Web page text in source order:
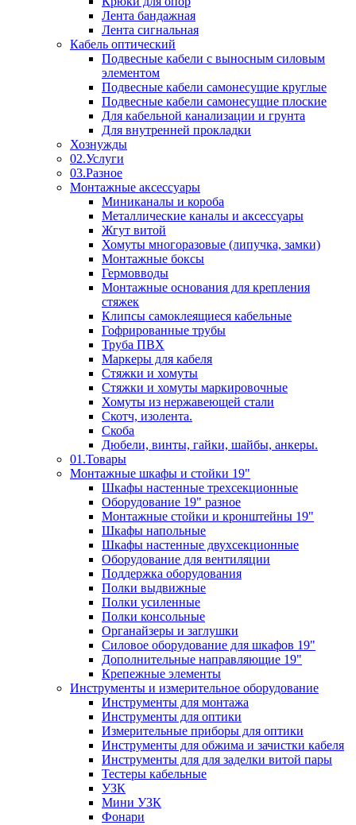
Лента бандажная
Лента сигнальная
Кабель оптический
Подвесные кабели с выносным силовым
элементом
Подвесные кабели самонесущие круглые
Подвесные кабели самонесущие плоские
Для кабельной канализации и грунта
Для внутренней прокладки
Хознужды
02.Услуги
03.Разное
Монтажные аксессуары
Миниканалы и короба
Металлические каналы и аксессуары
Жгут витой
Хомуты многоразовые (липучка, замки)
Монтажные боксы
Гермовводы
Монтажные основания для крепления
стяжек
Клипсы самоклеящиеся кабельные
Гофрированные трубы
Труба ПВХ
Маркеры для кабеля
Стяжки и хомуты
Стяжки и хомуты маркировочные
Хомуты из нержавеющей стали
Скотч, изолента.
Скоба
Дюбели, винты, гайки, шайбы, анкеры.
01.Товары
Монтажные шкафы и стойки 19"
Шкафы настенные трехсекционные
Оборудование 19" разное
Монтажные стойки и кронштейны 19"
Шкафы напольные
Шкафы настенные двухсекционные
Оборудование для вентиляции
Поддержка оборудования
Полки выдвижные
Полки усиленные
Полки консольные
Органайзеры и заглушки
Силовое оборудование для шкафов 19"
Дополнительные направляющие 19"
Крепежные элементы
Инструменты и измерительное оборудование
Инструменты для монтажа
Инструменты для оптики
Измерительные приборы для оптики
Инструменты для обжима и зачистки кабеля
Инструменты для для заделки витой пары
Тестеры кабельные
УЗК
Мини УЗК
Фонари